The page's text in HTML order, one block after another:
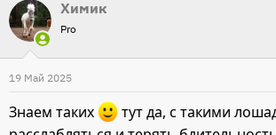
Химик
Pro
19 Май 2025
Знаем таких
тут да, с такими